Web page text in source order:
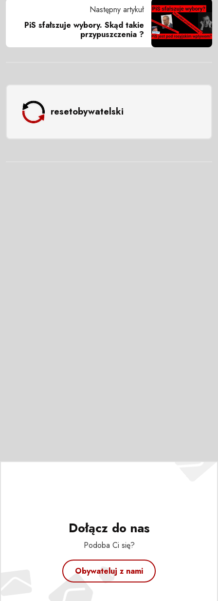
Następny artykuł
PiS sfałszuje wybory. Skąd takie
przypuszczenia ?
resetobywatelski
Dołącz do nas
Podoba Ci się?
Obywateluj z nami